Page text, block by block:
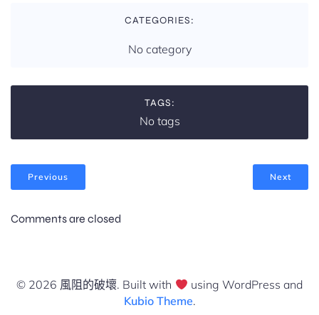
CATEGORIES:
No category
TAGS:
No tags
Previous Next
Comments are closed
© 2026 風阻的破壞. Built with
using WordPress and
Kubio Theme.